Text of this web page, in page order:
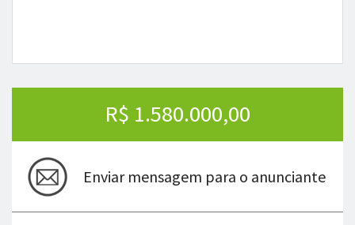
Enviar mensagem para o anunciante
(41) 99744-3241